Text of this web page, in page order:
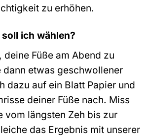
zu erhöhen.
ich wählen?
Füße am Abend zu
dann etwas geschwollener
dazu auf ein Blatt Papier und
deiner Füße nach. Miss
vom längsten Zeh bis zur
das Ergebnis mit unserer